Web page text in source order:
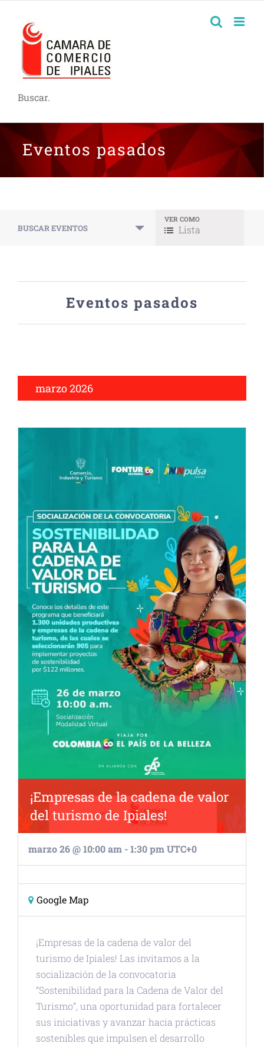
Buscar.
Eventos pasados
BUSCAR EVENTOS
Navegación
de
Eventos
VER COMO
Lista
Eventos pasados
marzo 2026
¡Empresas de la cadena de valor
del turismo de Ipiales!
marzo 26 @ 10:00 am -1:30 pm UTC+0
Google Map
¡Empresas de la cadena de valor del
turismo de Ipiales! Las invitamos a la
socialización de la convocatoria
“Sostenibilidad para la Cadena de Valor del
Turismo”, una oportunidad para fortalecer
sus iniciativas y avanzar hacia prácticas
sostenibles que impulsen el desarrollo